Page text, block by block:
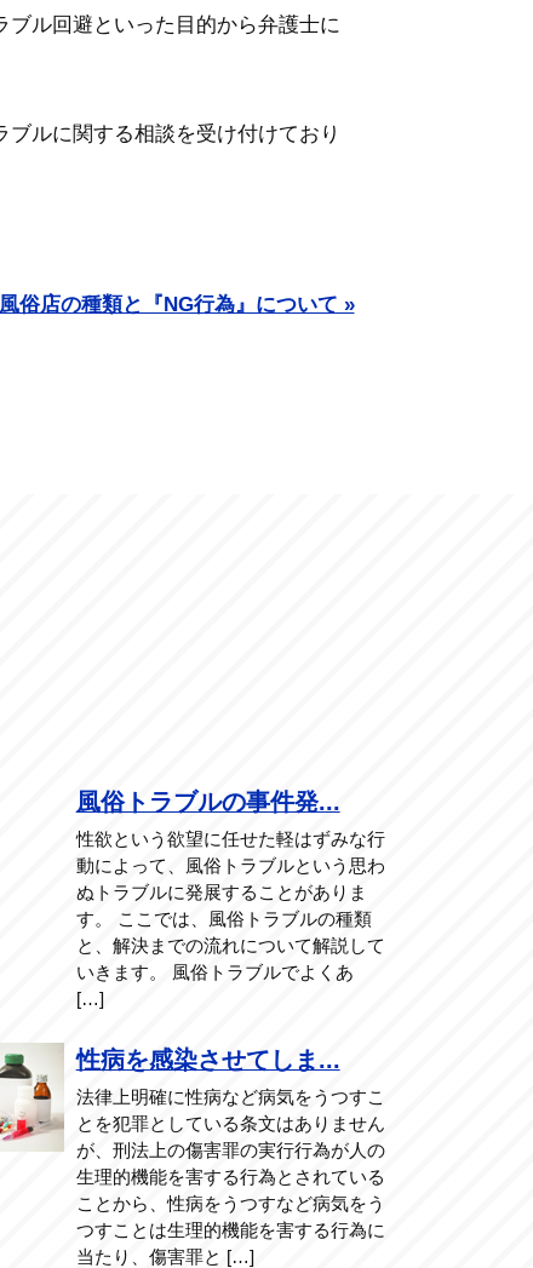
ル回避といった目的から弁護士に
ルに関する相談を受け付けており
風俗店の種類と『NG行為』について »
風俗トラブルの事件発...
性欲という欲望に任せた軽はずみな行
動によって、風俗トラブルという思わ
ぬトラブルに発展することがありま
す。 ここでは、風俗トラブルの種類
と、解決までの流れについて解説して
いきます。 風俗トラブルでよくあ
[…]
性病を感染させてしま...
法律上明確に性病など病気をうつすこ
とを犯罪としている条文はありません
が、刑法上の傷害罪の実行行為が人の
生理的機能を害する行為とされている
ことから、性病をうつすなど病気をう
つすことは生理的機能を害する行為に
当たり、傷害罪と […]